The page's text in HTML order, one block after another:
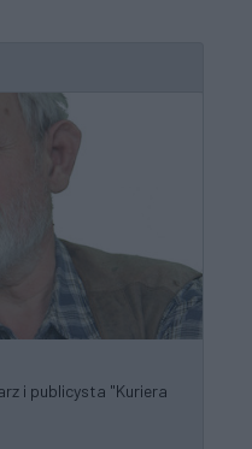
i publicysta "Kuriera